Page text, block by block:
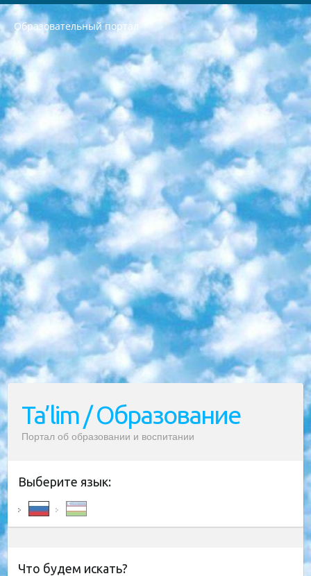
Образовательный портал
РЕСПУБЛИКА УЗБЕКИСТАН МИНИСТРЕРСТВО ДОШКОЛЬНОГО И ШКОЛЬНОГО ОБРАЗОВАНИЯ КОМАНДА в общеобразовательных учреждениях в 2023-2024 учебном году организация и проведение итоговой государственной аттестации обучающихся о Министра дошкольного и школьного образования Республики Узбекистан от 4 марта 2008 года (постановлением Минюста от 20 марта 2008 года № 1778 государственной регистрации) «Итоговое состояние учащихся общего среднего образования на основании положения об утверждении положения об аттестации общего среднего образования выпускной экзамен студентов в образовательных учреждениях в 2023-2024 учебном году В целях организации и прохождения аттестации приказываю: 1. Следующее: перечень предметов, по которым будет проводиться итоговая государственная аттестация и экзамен формы перевода согласно приложению 1; сертификаты международного образца, оценивающие уровень владения иностранными языками перечень согласно приложению 2; 2. Педагогический при специализированных образовательных учреждениях. научно-практический центр квалификации и международной оценки (Д.Давидова) 2024 г. До 25 марта: задания по предметам, по которым будет проводиться итоговая аттестация разработка и утверждение технических условий; итоговая аттестация на основании разработанного предметного задания разработка вопросов по предметам (устно и письменно), экзамен передача; общеобразовательные средние школы и специальные учебные заведения учащиеся выпускных классов школ и интернатов в агентской системе подготовка базы данных экзаменационных материалов и критериев оценки; перевод базы экзаменационных материалов на все языки обучения подать в Республиканский образовательный центр для изготовления; варианты экзаменов на основе разработанных контрольных материалов пусть будут поставлены задачи формирования. 3. Республиканский образовательный центр (Ш.Худайкулов) до 5 апреля 2024 года. до: база данных предоставленных экзаменационных материалов на все языки обучения перевод и экспертиза; для слепых, слабовидящих, глухих, слабослышащих и умственно отсталых детей учащиеся выпускных классов специализированных школ и школ-интернатов база данных экзаменационных материалов на всех преподаваемых языках подготовка критериев оценки; специализированные школы для умственно отсталых детей и технологии для учащихся выпускных классов школ-интернатов разработка соответствующих рекомендаций и критериев проведения ЕГЭ по естествознанию давать задания. 4. Педагогический при специализированных образовательных учреждениях. Научно-практический центр навыков и международной оценки (Д.Давидова), Республика образовательный центр (Худайкулов Ш.) итоговый государственный аттестационный экзамен ориентирован на творческое и логическое мышление при подготовке базы материалов учитывать введение заданий. 5. Следует отметить, что: сертификат государственного образца о знании общеобразовательного предмета и как минимум национальный уровень B1 по предметам на иностранных языках, указанным в Приложении 2. или международно признанный сертификат эквивалентного уровня студенты, изучающие определенный предмет, освобождаются от экзамена; по соответствующим предметам запланирована итоговая государственная аттестация за день до дня, путем жеребьевки Рабочей группой (в письменной форме по предметам, проводимым в форме) из числа сформированных вариантов выбрано 2 варианта; 2 выбранных варианта экзамена анонсированы на официальном сайте министерства и все выпускники по всей стране на основе этих вариантов проводит итоговую государственную аттестацию. 6. Государственное образование учащихся средних общеобразовательных учреждений. знания в соответствии с квалификационными требованиями, которые необходимо приобрести на основании стандартов итоговый (выпускной) контроль для 9 и 11 классов в целях тестирования Экзамены (далее – экзамены) состоят из предметов, перечисленных в приложении 1. будет сделано. 7. Экзамены пройдут с 26 мая по 15 июня 2024 г. (кроме науки физического воспитания). 8. Физическая для учащихся 9 классов общесредних образовательных учреждений. Экзамены по предмету «Образование, квалификация медицина» 1-6 мая 2024 года. сотрудники перевести под присмотр (с отклонениями в физическом или умственном развитии) специализированная школа для детей, школы-интернаты и со сколиозом школы-интернаты санаторного типа для больных детей исключены). 9. Он был слепым, слабовидящим и имел нарушения опорно-двигательного аппарата. экзамены в специализированных школах и интернатах для детей должны проводиться исходя из требований, предъявляемых к общеобразовательным учреждениям (физкультура кроме науки). 10. Специализированная школа для глухих и слабослышащих детей. и экзамены в интернатах и быть реализован в виде письменного теста по математике. 11. Специальность для умственно отсталых детей. Для 9 класса Родной язык и литературное письмо Государственный язык (язык обучения – узбекский). для неклассов) написано Математическое письмо Письменная/устная история Узбекистана Физическое воспитание практично Итоговый контроль Для 11 класса Написание родного языка и литературы (эссе) Математическое письмо Узбекский язык (обучение на узбекском языке) не посещающее общее среднее образование для учреждений)/Образовательное учреждение выбор письменный и устный Иностранный язык письменный/устный Письменная/устная история Узбекистана *По выбору студента:  Химия  Физика  Основы государственного права  География 10 бесплатных образовательных ресурсов - Мы составили подборку онлайн-проектов с интерактивными упражнениями, видеолекциями и статьями. Они помогут вам обрести новые и освежить старые знания бесплатно. 1. «ИНТУИТ» Старейшая образовательная площадка Рунета. Здесь вы найдёте сотни текстовых и видеокурсов на десятки различных тем — от программирования до психологии. Многие курсы подготовлены российскими университетами и крупными международными компаниями вроде Intel и Microsoft. Самостоятельное обучение бесплатное, но желающие могут оплатить услуги персональных наставников. 2. «Смартия» знакомит с актуальными профессиями и подсказывает, как им обучаться. Выбрав заинтересовавшую вас специальность — SMM-специалист, фотограф, веб-дизайнер или другую, — увидите список необходимых для неё умений. Чтобы вы могли освоить их самостоятельно, для каждого умения площадка отображает подборку ссылок на учебные материалы. Хотя «Смартия» ориентируется на русскоязычную аудиторию, часть контента всё же доступна только на английском. 3. «Лекторий Физтеха» Проект Московского физико-технического института (Физтеха). С его помощью вы можете смотреть онлайн серии лекций, записанные на видео в этом вузе. В числе доступных предметов — физика, биология, химия, информационные технологии и другие. К некоторым лекциям администрация ресурса прилагает готовые конспекты, которые можно скачивать в PDF-формате. 4. ITMOcourses Онлайн-площадка Санкт-Петербургского национального исследовательского университета информационных технологий, механики и оптики (ИТМО). Ресурс предоставляет свободный доступ к курсам, разработанным в этом вузе. Каталог материалов разбит на четыре категории: «Оптические системы и технологии», «Приборостроение и робототехника», «Информационные технологии» и «Биотехнологии». Курсы состоят из видеолекций, интерактивных демонстраций и заданий. 5. «КиберЛенинка» Электронная научная библиотека открытого доступа. Каталог площадки регулярно обрастает текстами статей из различных научных изданий. Сгруппированные по журналам и рубрикам публикации можно читать онлайн или скачивать целиком в PDF-формате. Проект нацелен на популяризацию науки за счёт открытого доступа к качественной информации. 6. «ПостНаука» На этом ресурсе публикуют подборки видеолекций, составленные экспертами из разных отраслей и объединённые общими темами. Среди них, к примеру, есть серии «Биоинформатика и геномика», «Культура средневековой Скандинавии» и Cinema Studies о теории кино. Каждая подборка лекций — логически связанная история, рассказанная экспертом от первого лица. Кроме того, на сайте появляются научно-образовательные статьи и тесты на разные темы. 7. «Newочём» Команда проекта «Newочём» отбирает самые интересные тексты из англоязычных СМИ и переводит те из них, за которые голосуют участники сообщества «ВКонтакте». По большей части это научно-популярные статьи. Редакторы придумывают лишь заголовки, в остальном содержание переводов соответствует оригиналам. Полные тексты можно читать прямо в социальной сети. 8. InternetUrok Онлайн-база материалов по основным дисциплинам школьной программы. Информация на сайте структурирована по классам, предметам и темам (урокам). Каждый урок состоит из видеолекций и конспектов. Есть также интерактивные тренажёры и тесты для закрепления пройденного материала. Даже если вы давно окончили школу, возможность повторить программу старших классов всегда может пригодиться. 9. Edutainme Ещё один ресурс об образовании. В отличие от Newtonew, как мне кажется, Edutainme больше ориентируется на представителей индустрии: педагогов, предпринимателей, разработчиков образовательных проектов. Но и любой, кто просто стремится к саморазвитию, найдёт на сайте много полезного и интересного для себя. Например, информацию о новых курсах и образовательных сервисах. 10. Newtonew Онлайн-медиа об образовании и обучении в широком смысле. Авторы Newtonew пишут об инструментах, заведениях, тактиках и стратегиях, которые помогают учить других и получать новые знания самостоятельно. На этой площадке вы найдёте новости, обзоры, аналитические мат
Ta’lim / Образование
Портал об образовании и воспитании
Выберите язык:
Что будем искать?